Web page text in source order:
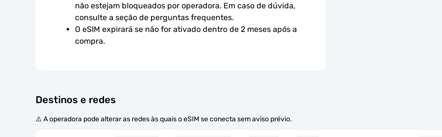
não estejam bloqueados por operadora. Em caso de dúvida,
consulte a seção de perguntas frequentes.
O eSIM expirará se não for ativado dentro de 2 meses após a
compra.
Destinos e redes
⚠️ A operadora pode alterar as redes às quais o eSIM se conecta sem aviso prévio.